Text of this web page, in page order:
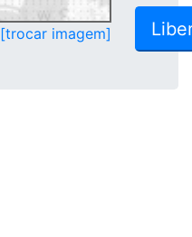
[trocar imagem]